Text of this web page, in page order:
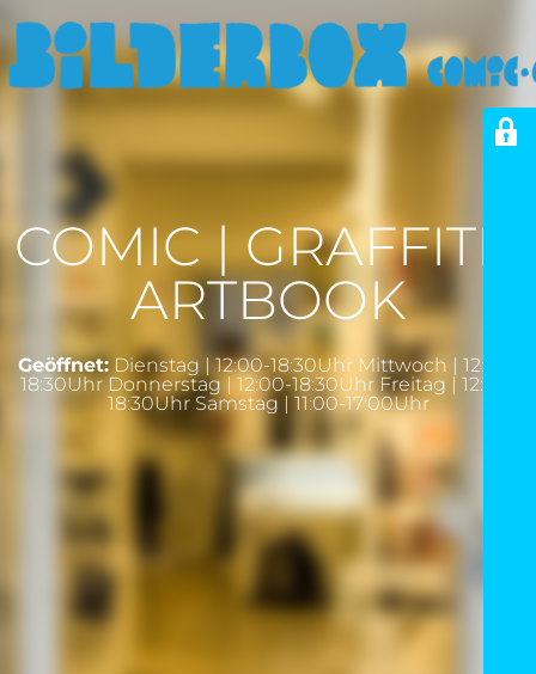
COMIC | GRAFFITI |
ARTBOOK
Geöffnet: Dienstag | 12:00-18:30Uhr Mittwoch | 12:00-
18:30Uhr Donnerstag | 12:00-18:30Uhr Freitag | 12:00-
18:30Uhr Samstag | 11:00-17:00Uhr